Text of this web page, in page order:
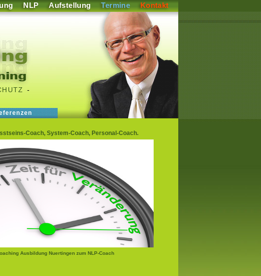
NLP Aufstellung Termine Kontakt
-
Coach, System-Coach, Personal-Coach.
Ausbildung Nuertingen zum NLP-Coach